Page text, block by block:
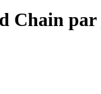
Chain par